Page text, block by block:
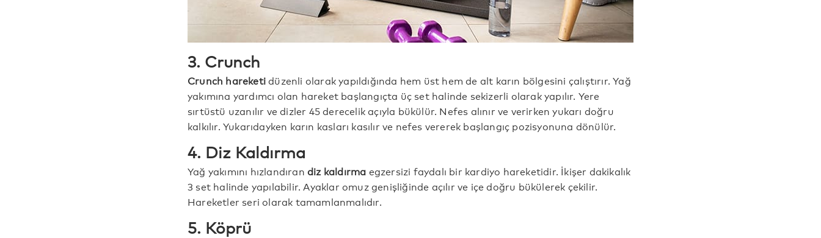
3. Crunch
Crunch hareketidüzenli olarak yapıldığında hem üst hem de alt karın bölgesini çalıştırır. Yağ
yakımına yardımcı olan hareket başlangıçta üç set halinde sekizerli olarak yapılır. Yere
sırtüstü uzanılır ve dizler 45 derecelik açıyla bükülür. Nefes alınır ve verirken yukarı doğru
kalkılır. Yukarıdayken karın kasları kasılır ve nefes vererek başlangıç pozisyonuna dönülür.
4. Diz Kaldırma
Yağ yakımını hızlandıran diz kaldırma egzersizi faydalı bir kardiyo hareketidir. İkişer dakikalık
3 set halinde yapılabilir. Ayaklar omuz genişliğinde açılır ve içe doğru bükülerek çekilir.
Hareketler seri olarak tamamlanmalıdır.
5. Köprü